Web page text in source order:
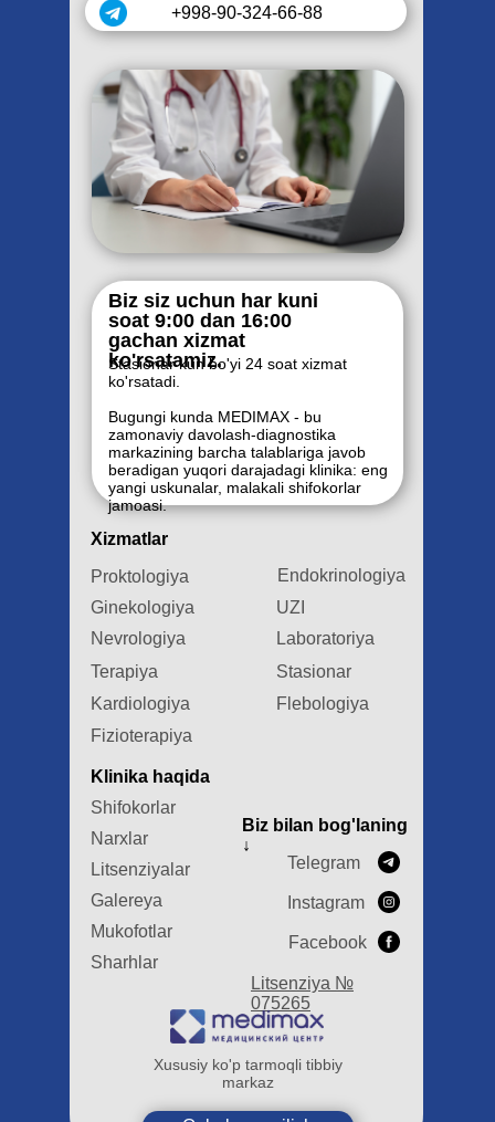
Litsenziya №
075265
Facebook
Instagram
Telegram
Biz bilan bog'laning
↓
Xizmatlar
Stasionar
Flebologiya
Laboratoriya
UZI
Endokrinologiya
Fizioterapiya
Kardiologiya
Terapiya
Nevrologiya
Ginekologiya
Proktologiya
Shifokorlar
Narxlar
Sharhlar
Galereya
Mukofotlar
Litsenziyalar
Klinika haqida
Xususiy ko'p tarmoqli tibbiy
markaz
+998-90-324-66-88
Stasionar kun bo'yi 24 soat xizmat
ko'rsatadi.
Bugungi kunda MEDIMAX - bu
zamonaviy davolash-diagnostika
markazining barcha talablariga javob
beradigan yuqori darajadagi klinika: eng
yangi uskunalar, malakali shifokorlar
jamoasi.
Biz siz uchun har kuni
soat 9:00 dan 16:00
gachan xizmat
ko'rsatamiz.